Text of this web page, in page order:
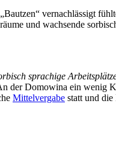
vernachlässigt
und wachsende
sprachige
der Domowina ein wenig
Mittelvergabe statt und